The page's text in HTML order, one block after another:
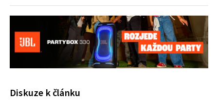
Diskuze k článku